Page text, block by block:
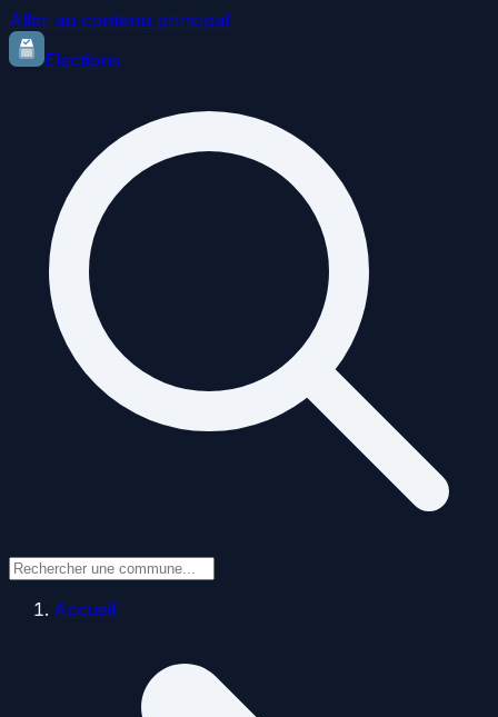
Aller au contenu principal
Elections
Accueil